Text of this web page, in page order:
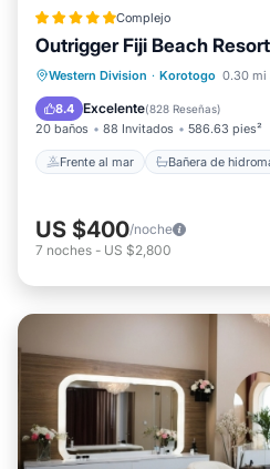
Complejo
Outrigger Fiji Beach Resort
Western Division · Korotogo 0.30 mi
8.4 Excelente(828 Reseñas)
20 baños 88 Invitados 586.63 pies²
Frente al mar Bañera de
Frente al mar
Bañera
Desayuno
US $400/noche
7 noches - US $2,800